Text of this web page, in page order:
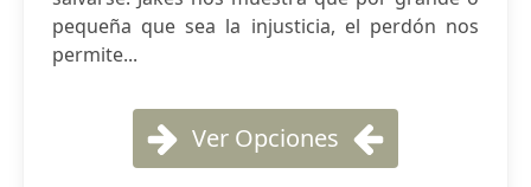
pequeña que sea la injusticia, el perdón nos
permite...
Ver Opciones